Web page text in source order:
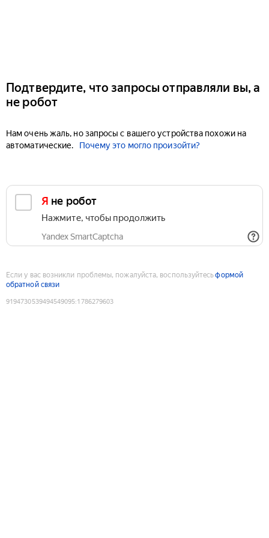
Подтвердите, что запросы отправляли вы, а
не робот
Нам очень жаль, но запросы с вашего устройства похожи на
автоматические.
Почему это могло произойти?
Я не робот
Нажмите, чтобы продолжить
Yandex SmartCaptcha
Если у вас возникли проблемы, пожалуйста, воспользуйтесьформой
обратной связи
9194730539494549095:1786279603